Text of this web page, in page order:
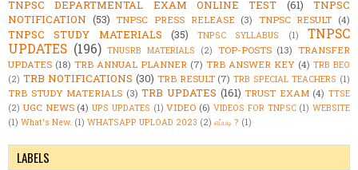
TNPSC DEPARTMENTAL EXAM ONLINE TEST (61)
TNPSC
NOTIFICATION (53) TNPSC PRESS RELEASE (3) TNPSC RESULT (4)
TNPSC STUDY MATERIALS (35) TNPSC SYLLABUS (1)
TNPSC
UPDATES (196) TNUSRB MATERIALS (2) TOP-POSTS (13) TRANSFER
UPDATES (18) TRB ANNUAL PLANNER (7) TRB ANSWER KEY (4) TRB BEO
(2) TRB NOTIFICATIONS (30) TRB RESULT (7) TRB SPECIAL TEACHERS (1)
TRB STUDY MATERIALS (3) TRB UPDATES (161) TRUST EXAM (4) TTSE
(2) UGC NEWS (4) UPS UPDATES (1) VIDEO (6) VIDEOS FOR TNPSC (1) WEBSITE
(1) What's New. (1) WHATSAPP UPLOAD 2023 (2) எப்படி ? (1)
LABELS